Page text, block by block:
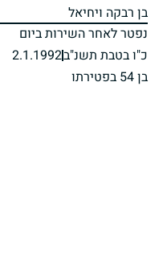
בן רבקה ויחיאל
נפטר לאחר השירות ביום
כ"ו בטבת תשנ"ב2.1.1992
בן 54 בפטירתו